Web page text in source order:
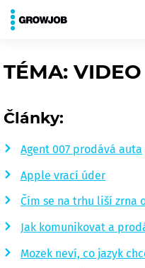
TÉMA: VIDEO
Články:
Agent 007 prodává auta
Apple vrací úder
Čím se na trhu liší zrna
Jak komunikovat a
Mozek neví, co jazyk